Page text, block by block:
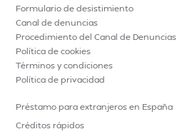
Formulario de desistimiento
Canal de denuncias
Procedimiento del Canal de Denuncias
Política de cookies
Términos y condiciones
Política de privacidad
Préstamo para extranjeros en España
Créditos rápidos